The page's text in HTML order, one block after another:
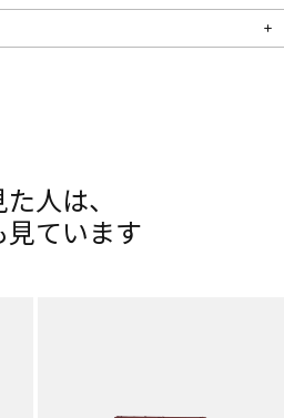
人は、
見ています